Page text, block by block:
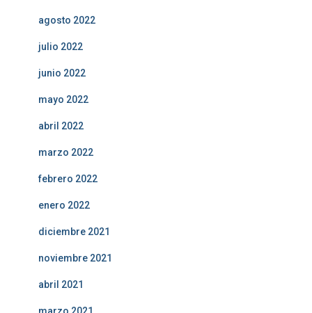
agosto 2022
julio 2022
junio 2022
mayo 2022
abril 2022
marzo 2022
febrero 2022
enero 2022
diciembre 2021
noviembre 2021
abril 2021